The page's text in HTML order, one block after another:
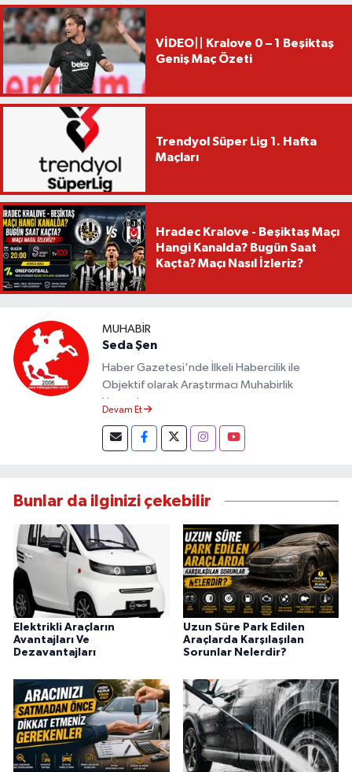
VİDEO|| Kralove 0 – 1 Beşiktaş
Geniş Maç Özeti
Trendyol Süper Lig 1. Hafta
Maçları
Hradec Kralove - Beşiktaş Maçı
Hangi Kanalda? Bugün Saat
Kaçta? Maçı Nasıl İzleriz?
MUHABIR
Seda Şen
Haber Gazetesi'nde İlkeli Habercilik ile
Objektif olarak Araştırmacı Muhabirlik
Yapmaktayım.
Devam Et
Bunlar da ilginizi çekebilir
Elektrikli Araçların
Avantajları Ve
Dezavantajları
Uzun Süre Park Edilen
Araçlarda Karşılaşılan
Sorunlar Nelerdir?